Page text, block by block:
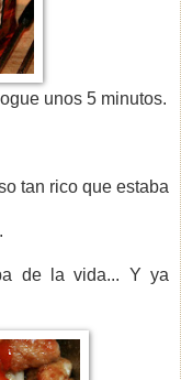
unos 5 minutos.
tan rico que estaba
de la vida... Y ya